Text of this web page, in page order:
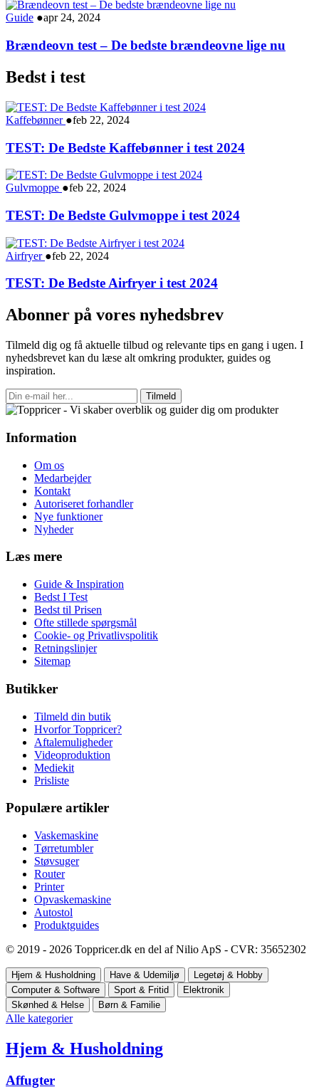
Guide ●apr 24, 2024
Brændeovn test – De bedste brændeovne lige nu
Bedst i test
Kaffebønner ●feb 22, 2024
TEST: De Bedste Kaffebønner i test 2024
Gulvmoppe ●feb 22, 2024
TEST: De Bedste Gulvmoppe i test 2024
Airfryer ●feb 22, 2024
TEST: De Bedste Airfryer i test 2024
Abonner på vores nyhedsbrev
Tilmeld dig og få aktuelle tilbud og relevante tips en gang i ugen. I
nyhedsbrevet kan du læse alt omkring produkter, guides og
inspiration.
Tilmeld
Information
Om os
Medarbejder
Kontakt
Autoriseret forhandler
Nye funktioner
Nyheder
Læs mere
Guide & Inspiration
Bedst I Test
Bedst til Prisen
Ofte stillede spørgsmål
Cookie- og Privatlivspolitik
Retningslinjer
Sitemap
Butikker
Tilmeld din butik
Hvorfor Toppricer?
Aftalemuligheder
Videoproduktion
Mediekit
Prisliste
Populære artikler
Vaskemaskine
Tørretumbler
Støvsuger
Router
Printer
Opvaskemaskine
Autostol
Produktguides
© 2019 - 2026 Toppricer.dk en del af Nilio ApS - CVR: 35652302
Hjem & Husholdning Have & Udemiljø
Legetøj & Hobby
Computer & Software
Sport & Fritid
Elektronik
Skønhed & Helse
Børn & Familie
Alle kategorier
Hjem & Husholdning
Affugter